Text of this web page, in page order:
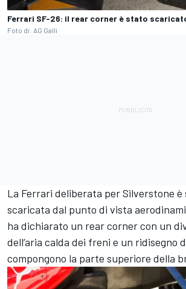
Ferrari SF-26: il rear corner è stato
Foto di: AG Galli
La Ferrari deliberata per Silverstone
scaricata dal punto di vista
ha dichiarato un rear corner con un
dell’aria calda dei freni e un ridisegno
compongono la parte superiore della